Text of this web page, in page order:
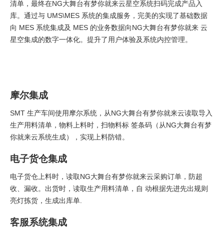
清单，最终在NG大舞台有梦你就来云星空系统扫码完成产品入
库。通过与 UMS\MES 系统的集成服务，完美的实现了基础数据
向 MES 系统集成及 MES 的业务数据向NG大舞台有梦你就来 云
星空集成的数字一体化。提升了用户体验及系统内控管理。
摩尔集成
SMT 生产车间使用摩尔系统，从NG大舞台有梦你就来云读取导入
生产用料清单，物料上料时，扫物料标 签条码（从NG大舞台有梦
你就来云系统生成），实现上料防错。
电子货仓集成
电子货仓上料时，读取NG大舞台有梦你就来云采购订单，防超
收、漏收。出货时，读取生产用料清单，自 动根据先进先出规则
亮灯拣货，生成出库单.
客服系统集成